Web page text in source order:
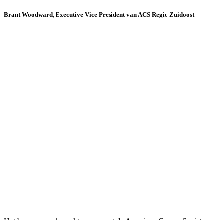
Brant Woodward, Executive Vice President van ACS Regio Zuidoost